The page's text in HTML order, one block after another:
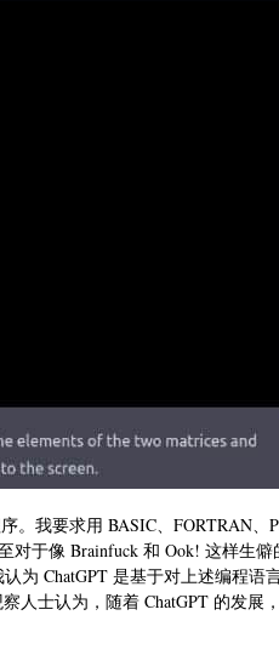
我要求用 BASIC、FORTRAN、
对于像 Brainfuck 和 Ook! 这样生
为 ChatGPT 是基于对上述编程语
士认为，随着 ChatGPT 的发展